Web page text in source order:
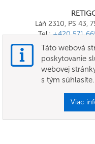
Láň 2310, PS 43,
Tel.:+420 571
E-mail:
Táto webová
poskytovanie
webovej
s tým súhlasíte.
Viac